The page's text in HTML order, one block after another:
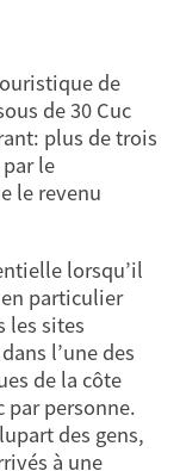
de
de 30 Cuc
plus de trois
le
le revenu
lorsqu’il
particulier
les sites
l’une des
de la côte
par personne.
des gens,
à une